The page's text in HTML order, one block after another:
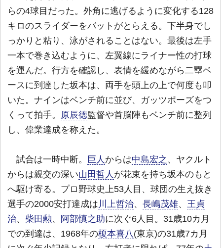
らの4球目だった。外角に逃げるように変化する128
キロのスライダーをバットがとらえる。下半身でし
っかりと粘り、泳がされることはない。最後は左手
一本で巻き込むように、左翼線にライナー性の打球
を運んだ。行方を確認し、表情を緩めながら二塁ベ
ースに到達した坂本は、両手を頭上の上で何度も叩
いた。ナインはベンチ前に並び、ガッツポーズをつ
くって拍手。 原辰徳監督や首脳陣もベンチ前に整列
し、偉業達成を称えた。
試合は一時中断。 巨人からは中島宏之 、ヤクルト
からは親交の深い山田哲人 が花束を持ち坂本のもと
へ駆け寄る。プロ野球史上53人目、球団の生え抜き
選手の2000安打達成は 川上哲治、 長嶋茂雄、 王貞
治、 柴田勲、 阿部慎之助に次ぐ6人目。31歳10カ月
での到達は、1968年の榎本喜八(東京)の31歳7カ月